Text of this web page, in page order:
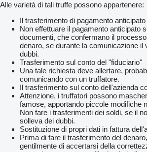
Alle varietà di tali truffe possono appartenere:
Il trasferimento di pagamento
Non effettuare il pagamento anticipato
documenti, che confermano il
denaro, se durante la comunicazione il
dubbi.
Trasferimento sul conto del "fiduciario"
Una tale richiesta deve allertare,
comunicando con un truffatore.
Il trasferimento sul conto dell'azienda
Attenzione, i truffatori possono
famose, apportando piccole modifiche
Non fare i trasferimenti dei soldi, se il
solleva dei dubbi.
Sostituzione di propri dati in fattura
Prima di fare il trasferimento del
gentilmente di accertarsi della